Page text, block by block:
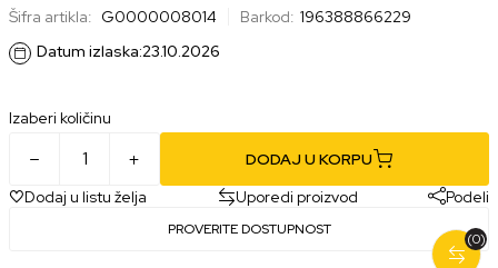
Šifra artikla: G0000008014 Barkod: 196388866229
Datum izlaska:23.10.2026
Izaberi količinu
DODAJ U KORPU
Dodaj u listu želja
Uporedi proizvod Podeli
PROVERITE DOSTUPNOST
(0)